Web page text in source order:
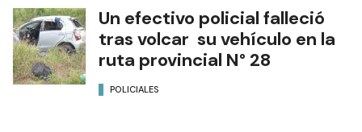
Un efectivo policial falleció
tras volcar su vehículo en la
ruta provincial N° 28
POLICIALES